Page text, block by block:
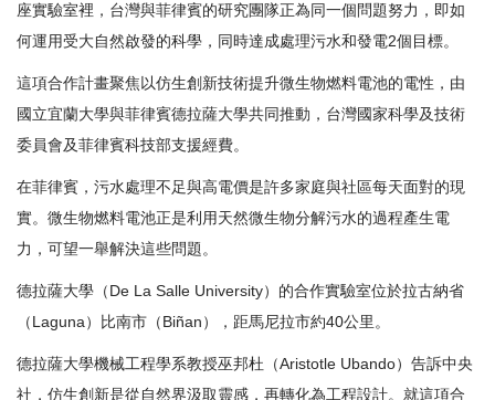
座實驗室裡，台灣與菲律賓的研究團隊正為同一個問題努力，即如
何運用受大自然啟發的科學，同時達成處理污水和發電2個目標。
這項合作計畫聚焦以仿生創新技術提升微生物燃料電池的電性，由
國立宜蘭大學與菲律賓德拉薩大學共同推動，台灣國家科學及技術
委員會及菲律賓科技部支援經費。
在菲律賓，污水處理不足與高電價是許多家庭與社區每天面對的現
實。微生物燃料電池正是利用天然微生物分解污水的過程產生電
力，可望一舉解決這些問題。
德拉薩大學（De La Salle University）的合作實驗室位於拉古納省
（Laguna）比南市（Biñan），距馬尼拉市約40公里。
德拉薩大學機械工程學系教授巫邦杜（Aristotle Ubando）告訴中央
社，仿生創新是從自然界汲取靈感，再轉化為工程設計。就這項合